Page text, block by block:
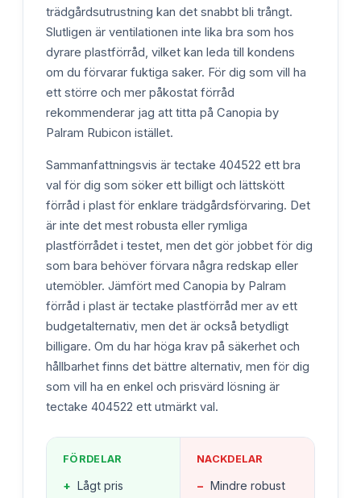
trädgårdsutrustning kan det snabbt bli trångt.
Slutligen är ventilationen inte lika bra som hos
dyrare plastförråd, vilket kan leda till kondens
om du förvarar fuktiga saker. För dig som vill ha
ett större och mer påkostat förråd
rekommenderar jag att titta på Canopia by
Palram Rubicon istället.
Sammanfattningsvis är tectake 404522 ett bra
val för dig som söker ett billigt och lättskött
förråd i plast för enklare trädgårdsförvaring. Det
är inte det mest robusta eller rymliga
plastförrådet i testet, men det gör jobbet för dig
som bara behöver förvara några redskap eller
utemöbler. Jämfört med Canopia by Palram
förråd i plast är tectake plastförråd mer av ett
budgetalternativ, men det är också betydligt
billigare. Om du har höga krav på säkerhet och
hållbarhet finns det bättre alternativ, men för dig
som vill ha en enkel och prisvärd lösning är
tectake 404522 ett utmärkt val.
FÖRDELAR
+ Lågt pris
NACKDELAR
− Mindre robust